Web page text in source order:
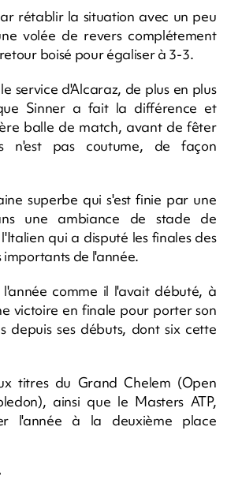
rétablir la situation avec un peu
volée de revers complétement
boisé pour égaliser à 3-3.
service d'Alcaraz, de plus en plus
Sinner a fait la différence et
balle de match, avant de fêter
n'est pas coutume, de façon
superbe qui s'est finie par une
une ambiance de stade de
qui a disputé les finales des
importants de l'année.
comme il l'avait débuté, à
victoire en finale pour porter son
depuis ses débuts, dont six cette
titres du Grand Chelem (Open
ainsi que le Masters ATP,
l'année à la deuxième place